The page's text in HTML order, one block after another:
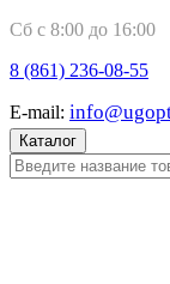
Сб с 8:00 до 16:00
8 (861) 236-08-55
E-mail:
Каталог